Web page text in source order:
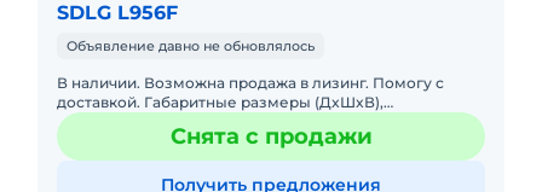
SDLG L956F
Объявление давно не обновлялось
В наличии. Возможна продажа в лизинг. Помогу с
доставкой. Габаритные размеры (ДxШxВ),
мм.8280x3024x3380 Колесная база, мм.3300
Минимальный клиренс, мм.420
Снята с продажи
Получить предложения